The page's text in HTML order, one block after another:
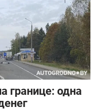
границе: одна